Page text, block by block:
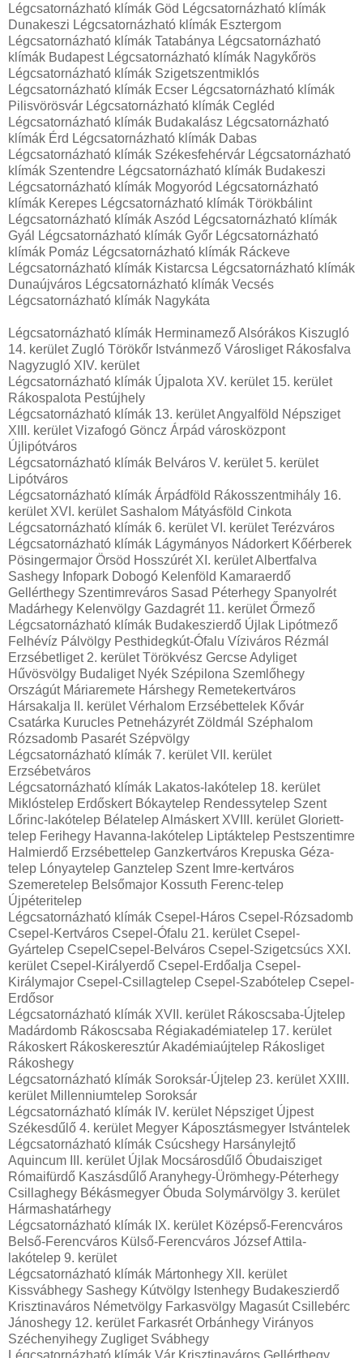
Légcsatornázható klímák Göd Légcsatornázható klímák
Dunakeszi Légcsatornázható klímák Esztergom
Légcsatornázható klímák Tatabánya Légcsatornázható
klímák Budapest Légcsatornázható klímák Nagykőrös
Légcsatornázható klímák Szigetszentmiklós
Légcsatornázható klímák Ecser Légcsatornázható klímák
Pilisvörösvár Légcsatornázható klímák Cegléd
Légcsatornázható klímák Budakalász Légcsatornázható
klímák Érd Légcsatornázható klímák Dabas
Légcsatornázható klímák Székesfehérvár Légcsatornázható
klímák Szentendre Légcsatornázható klímák Budakeszi
Légcsatornázható klímák Mogyoród Légcsatornázható
klímák Kerepes Légcsatornázható klímák Törökbálint
Légcsatornázható klímák Aszód Légcsatornázható klímák
Gyál Légcsatornázható klímák Győr Légcsatornázható
klímák Pomáz Légcsatornázható klímák Ráckeve
Légcsatornázható klímák Kistarcsa Légcsatornázható klímák
Dunaújváros Légcsatornázható klímák Vecsés
Légcsatornázható klímák Nagykáta
Légcsatornázható klímák Herminamező Alsórákos Kiszugló
14. kerület Zugló Törökőr Istvánmező Városliget Rákosfalva
Nagyzugló XIV. kerület
Légcsatornázható klímák Újpalota XV. kerület 15. kerület
Rákospalota Pestújhely
Légcsatornázható klímák 13. kerület Angyalföld Népsziget
XIII. kerület Vizafogó Göncz Árpád városközpont
Újlipótváros
Légcsatornázható klímák Belváros V. kerület 5. kerület
Lipótváros
Légcsatornázható klímák Árpádföld Rákosszentmihály 16.
kerület XVI. kerület Sashalom Mátyásföld Cinkota
Légcsatornázható klímák 6. kerület VI. kerület Terézváros
Légcsatornázható klímák Lágymányos Nádorkert Kőérberek
Pösingermajor Örsöd Hosszúrét XI. kerület Albertfalva
Sashegy Infopark Dobogó Kelenföld Kamaraerdő
Gellérthegy Szentimreváros Sasad Péterhegy Spanyolrét
Madárhegy Kelenvölgy Gazdagrét 11. kerület Őrmező
Légcsatornázható klímák Budakeszierdő Újlak Lipótmező
Felhévíz Pálvölgy Pesthidegkút-Ófalu Víziváros Rézmál
Erzsébetliget 2. kerület Törökvész Gercse Adyliget
Hűvösvölgy Budaliget Nyék Szépilona Szemlőhegy
Országút Máriaremete Hárshegy Remetekertváros
Hársakalja II. kerület Vérhalom Erzsébettelek Kővár
Csatárka Kurucles Petneházyrét Zöldmál Széphalom
Rózsadomb Pasarét Szépvölgy
Légcsatornázható klímák 7. kerület VII. kerület
Erzsébetváros
Légcsatornázható klímák Lakatos-lakótelep 18. kerület
Miklóstelep Erdőskert Bókaytelep Rendessytelep Szent
Lőrinc-lakótelep Bélatelep Almáskert XVIII. kerület Gloriett-
telep Ferihegy Havanna-lakótelep Liptáktelep Pestszentimre
Halmierdő Erzsébettelep Ganzkertváros Krepuska Géza-
telep Lónyaytelep Ganztelep Szent Imre-kertváros
Szemeretelep Belsőmajor Kossuth Ferenc-telep
Újpéteritelep
Légcsatornázható klímák Csepel-Háros Csepel-Rózsadomb
Csepel-Kertváros Csepel-Ófalu 21. kerület Csepel-
Gyártelep CsepelCsepel-Belváros Csepel-Szigetcsúcs XXI.
kerület Csepel-Királyerdő Csepel-Erdőalja Csepel-
Királymajor Csepel-Csillagtelep Csepel-Szabótelep Csepel-
Erdősor
Légcsatornázható klímák XVII. kerület Rákoscsaba-Újtelep
Madárdomb Rákoscsaba Régiakadémiatelep 17. kerület
Rákoskert Rákoskeresztúr Akadémiaújtelep Rákosliget
Rákoshegy
Légcsatornázható klímák Soroksár-Újtelep 23. kerület XXIII.
kerület Millenniumtelep Soroksár
Légcsatornázható klímák IV. kerület Népsziget Újpest
Székesdűlő 4. kerület Megyer Káposztásmegyer Istvántelek
Légcsatornázható klímák Csúcshegy Harsánylejtő
Aquincum III. kerület Újlak Mocsárosdűlő Óbudaisziget
Rómaifürdő Kaszásdűlő Aranyhegy-Ürömhegy-Péterhegy
Csillaghegy Békásmegyer Óbuda Solymárvölgy 3. kerület
Hármashatárhegy
Légcsatornázható klímák IX. kerület Középső-Ferencváros
Belső-Ferencváros Külső-Ferencváros József Attila-
lakótelep 9. kerület
Légcsatornázható klímák Mártonhegy XII. kerület
Kissvábhegy Sashegy Kútvölgy Istenhegy Budakeszierdő
Krisztinaváros Németvölgy Farkasvölgy Magasút Csillebérc
Jánoshegy 12. kerület Farkasrét Orbánhegy Virányos
Széchenyihegy Zugliget Svábhegy
Légcsatornázható klímák Vár Krisztinaváros Gellérthegy